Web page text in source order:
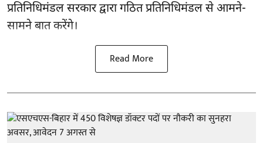
प्रतिनिधिमंडल सरकार द्वारा गठित प्रतिनिधिमंडल से आमने-
सामने बात करेंगे।
Read More